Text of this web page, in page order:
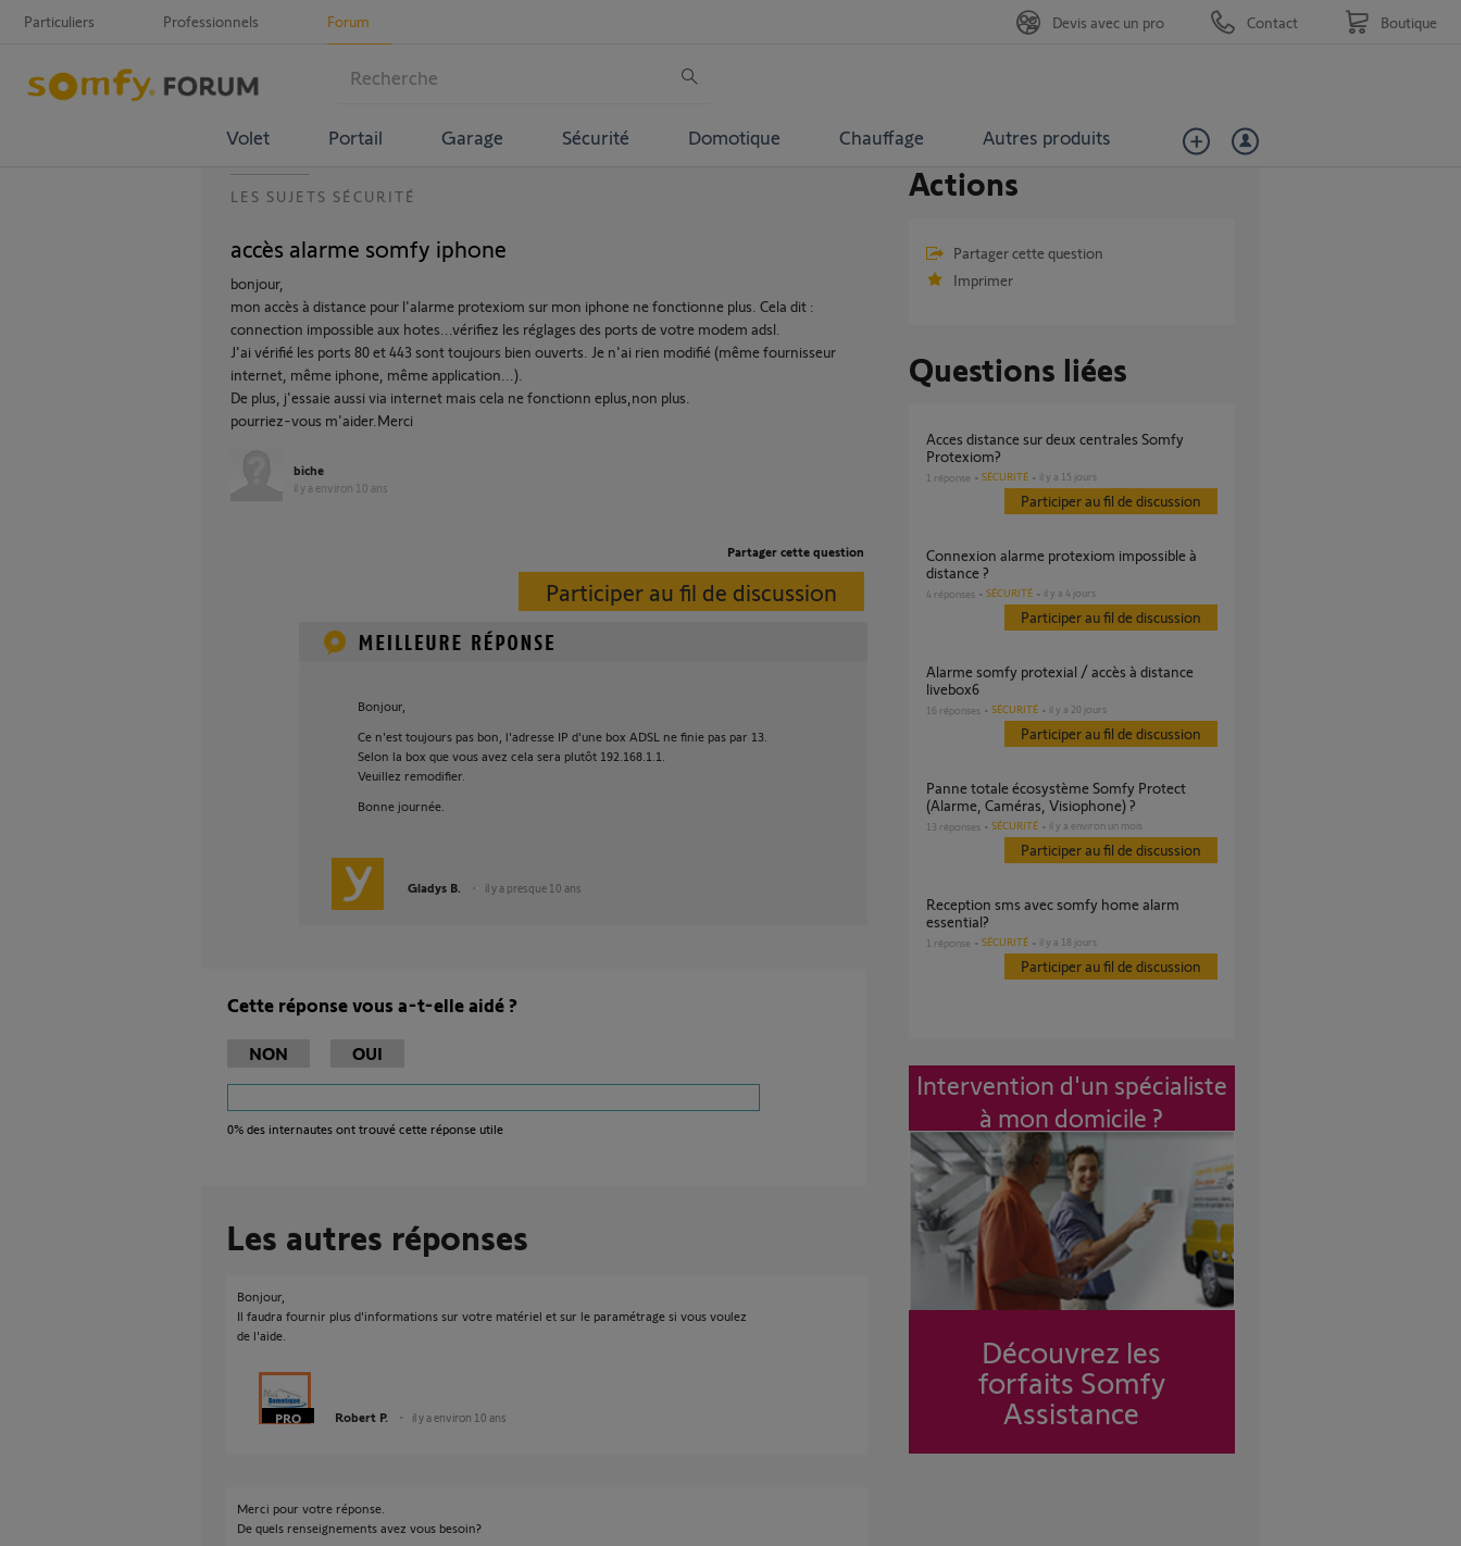
Particuliers Professionnels Forum
Volet Portail Garage Sécurité Domotique Chauffage Autres produits
Devis avec un pro Contact Boutique
LES SUJETS SÉCURITÉ
accès alarme somfy iphone
bonjour,
mon accès à distance pour l'alarme protexiom sur mon iphone ne fonctionne plus. Cela dit :
connection impossible aux hotes...vérifiez les réglages des ports de votre modem adsl.
J'ai vérifié les ports 80 et 443 sont toujours bien ouverts. Je n'ai rien modifié (même fournisseur
internet, même iphone, même application...).
De plus, j'essaie aussi via internet mais cela ne fonctionn eplus,non plus.
pourriez-vous m'aider.Merci
biche
il y a environ 10 ans
Partager cette question
Participer au fil de discussion
Bonjour,
Ce n'est toujours pas bon, l'adresse IP d'une box ADSL ne finie pas par 13.
Selon la box que vous avez cela sera plutôt 192.168.1.1.
Veuillez remodifier.
Bonne journée.
Gladys B. il y a presque 10 ans
Cette réponse vous a-t-elle aidé ?
NON OUI
0% des internautes ont trouvé cette réponse utile
Les autres réponses
Bonjour,
Il faudra fournir plus d'informations sur votre matériel et sur le paramétrage si vous voulez
de l'aide.
Robert P. il y a environ 10 ans
Merci pour votre réponse.
De quels renseignements avez vous besoin?
Actions
Partager cette question
Imprimer
Questions liées
Acces distance sur deux centrales Somfy
Protexiom?
1 réponse SÉCURITÉ il y a 15 jours
Participer au fil de discussion
Connexion alarme protexiom impossible à
distance ?
4 réponses SÉCURITÉ il y a 4 jours
Participer au fil de discussion
alarme somfy protexial / accès à distance
livebox6
16 réponses SÉCURITÉ il y a 20 jours
Participer au fil de discussion
Panne totale écosystème Somfy Protect
(Alarme, Caméras, Visiophone) ?
13 réponses SÉCURITÉ il y a environ un mois
Participer au fil de discussion
reception sms avec somfy home alarm
essential?
1 réponse SÉCURITÉ il y a 18 jours
Participer au fil de discussion
Intervention d'un spécialiste
à mon domicile ?
Découvrez les
forfaits Somfy
Assistance